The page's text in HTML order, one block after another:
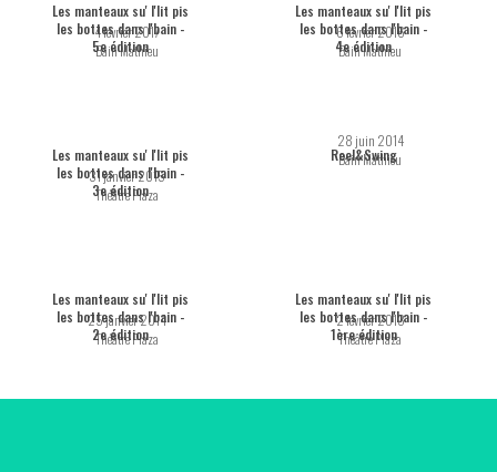
Les manteaux su' l'lit pis
les bottes dans l'bain -
5e édition
4 février 2017
Bain Mathieu
Les manteaux su' l'lit pis
les bottes dans l'bain -
4e édition
6 février 2016
Bain Mathieu
Les manteaux su' l'lit pis
les bottes dans l'bain -
3e édition
31 janvier 2015
Théâtre Plaza
Reel&Swing
28 juin 2014
Bain Mathieu
Les manteaux su' l'lit pis
les bottes dans l'bain -
2e édition
25 janvier 2014
Théâtre Plaza
Les manteaux su' l'lit pis
les bottes dans l'bain -
1ère édition
2 février 2013
Théâtre Plaza